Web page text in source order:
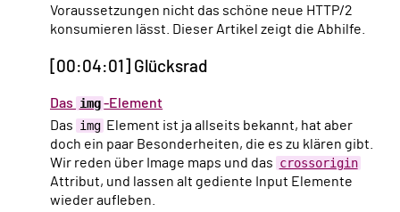
Voraussetzungen nicht das schöne neue HTTP/2
konsumieren lässt. Dieser Artikel zeigt die Abhilfe.
[00:04:01] Glücksrad
Das img -Element
Das img Element ist ja allseits bekannt, hat aber
doch ein paar Besonderheiten, die es zu klären gibt.
Wir reden über Image maps und das crossorigin
Attribut, und lassen alt gediente Input Elemente
wieder aufleben.